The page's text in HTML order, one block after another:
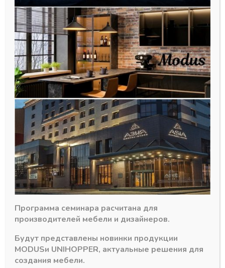
Напраляющие DTC D-MOTION
PUSH 450 мм 25 кг ПВ
скр.монт.зам (10шт)
1750,92₽
В наличии
-
товара
Напраляющие
DTC
+ В корзину
Программа семинара расчитана для
производителей мебели и дизайнеров.
Будут представлены новинки продукции
MODUSи UNIHOPPER, актуальные решения для
создания мебели.